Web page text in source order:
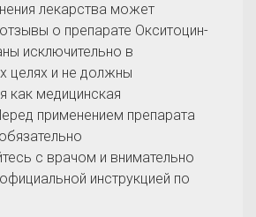
лекарства может
о препарате Окситоцин-
исключительно в
целях и не должны
как медицинская
применением препарата
с врачом и внимательно
инструкцией по